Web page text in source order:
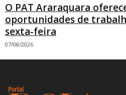
O PAT Araraquara
oportunidades de
sexta-feira
07/08/2026